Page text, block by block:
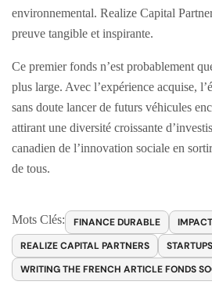
environnemental. Realize Capital
preuve tangible et inspirante.
Ce premier fonds n’est probablement
plus large. Avec l’expérience acquise,
sans doute lancer de futurs véhicules
attirant une diversité croissante
canadien de l’innovation sociale en
de tous.
Mots Clés: FINANCE DURABLE
REALIZE CAPITAL PARTNERS
WRITING THE FRENCH ARTICLE FONDS